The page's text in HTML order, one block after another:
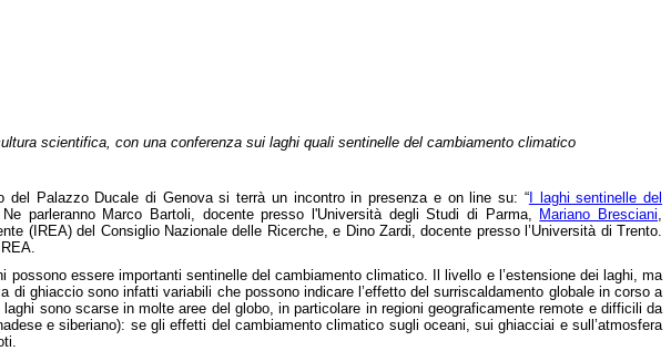
scientifica, con una conferenza sui laghi quali sentinelle del cambiamento climatico
Palazzo Ducale di Genova si terrà un incontro in presenza e on line su: “I laghi sentinelle del
Ne parleranno Marco Bartoli, docente presso l'Università degli Studi di Parma, Mariano Bresciani
(IREA) del Consiglio Nazionale delle Ricerche, e Dino Zardi, docente presso l’Università di Trento.
essere importanti sentinelle del cambiamento climatico. Il livello e l’estensione dei laghi, ma
di ghiaccio sono infatti variabili che possono indicare l’effetto del surriscaldamento globale in corso a
sono scarse in molte aree del globo, in particolare in regioni geograficamente remote e difficili da
e siberiano): se gli effetti del cambiamento climatico sugli oceani, sui ghiacciai e sull’atmosfera